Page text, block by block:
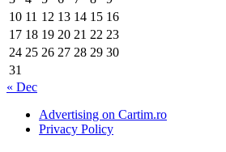
10 11 12 13 14 15 16
17 18 19 20 21 22 23
24 25 26 27 28 29 30
31
« Dec
Advertising on Cartim.ro
Privacy Policy